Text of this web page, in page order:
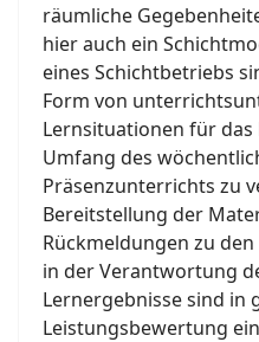
räumliche
hier auch ein
eines Schichtbetriebs
Form von
Lernsituationen für das
Umfang des
Präsenzunterrichts zu
Bereitstellung der
Rückmeldungen zu
in der Verantwortung
Lernergebnisse sind in
Leistungsbewertung